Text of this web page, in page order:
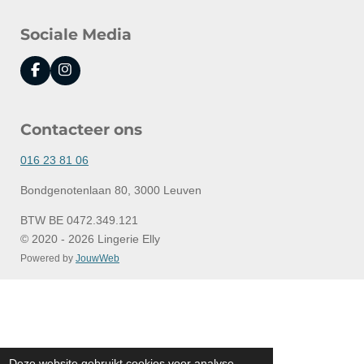
Sociale Media
F
a
b
o
k
I
n
a
r
a
Contacteer ons
016 23 81 06
Bondgenotenlaan 80, 3000 Leuven
BTW BE 0472.349.121
© 2020 - 2026 Lingerie Elly
Powered by JouwWeb